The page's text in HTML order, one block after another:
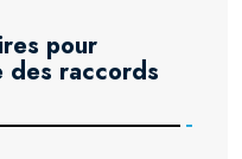
pour
des raccords